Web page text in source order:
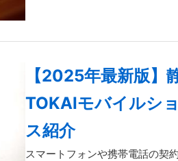
【2025年最新版】
TOKAIモバイルシ
ス紹介
スマートフォンや携帯電話の契